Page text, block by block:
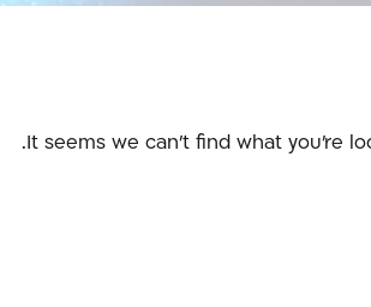
It seems we can't find what you're